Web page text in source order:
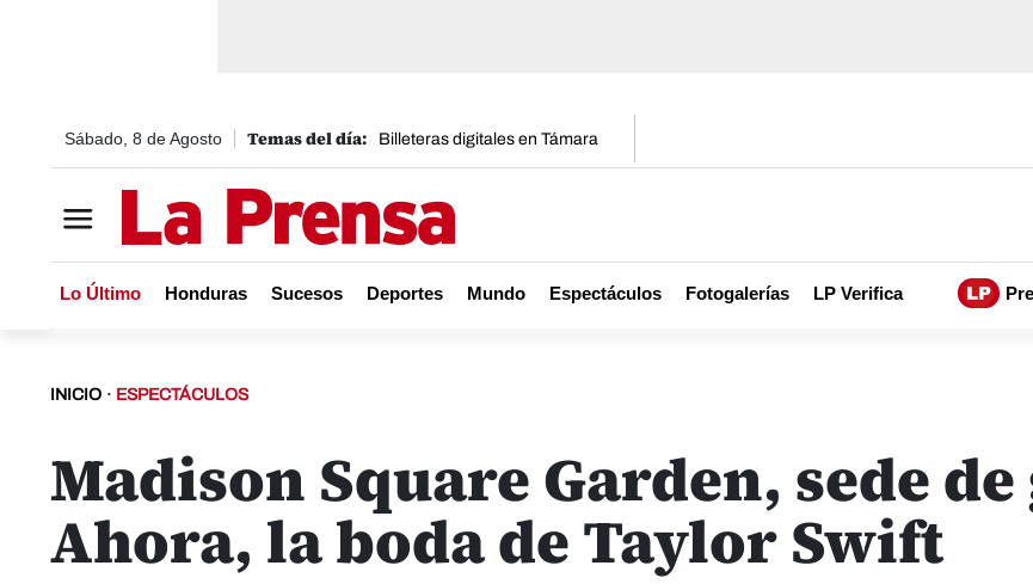
Sábado, 8 de Agosto Billeteras digitales en Támara
Lo Último Honduras Sucesos Deportes Mundo Espectáculos Fotogalerías LP Verifica
INICIO · ESPECTÁCULOS
Madison Square Garden, sede
Ahora, la boda de Taylor Swift